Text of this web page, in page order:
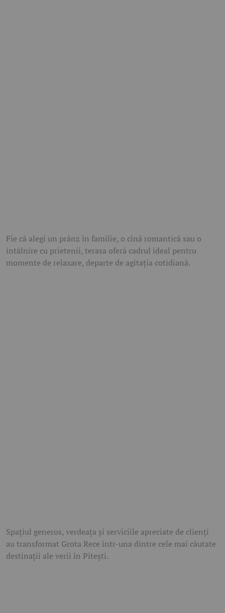
Fie că alegi un prânz în familie, o cină romantică sau o
întâlnire cu prietenii, terasa oferă cadrul ideal pentru
momente de relaxare, departe de agitația cotidiană.
Spațiul generos, verdeața și serviciile apreciate de clienți
au transformat Grota Rece într-una dintre cele mai căutate
destinații ale verii în Pitești.